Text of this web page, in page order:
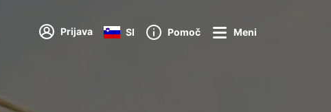
Prijava SI Pomoč Meni